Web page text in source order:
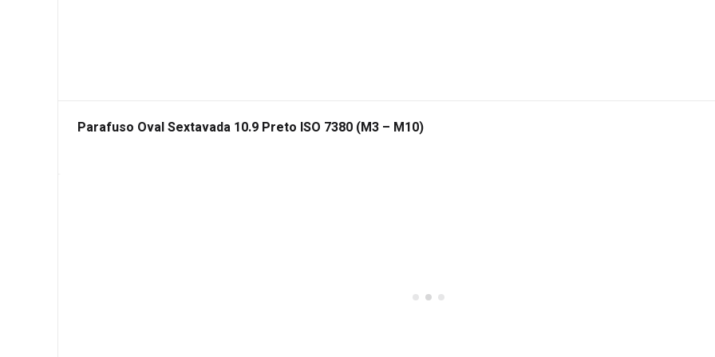
Parafuso Oval Sextavada 10.9 Preto ISO 7380 (M3 – M10)